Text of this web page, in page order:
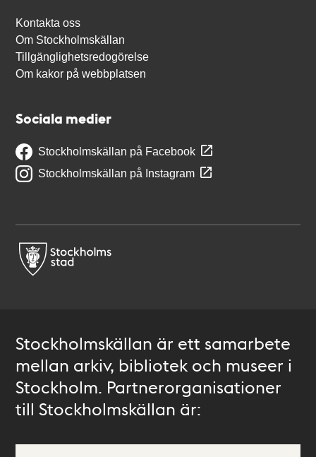
Kontakta oss
Om Stockholmskällan
Tillgänglighetsredogörelse
Om kakor på webbplatsen
Sociala medier
Stockholmskällan på Facebook
Stockholmskällan på Instagram
Stockholmskällan är ett samarbete
mellan arkiv, bibliotek och museer i
Stockholm. Partnerorganisationer
till Stockholmskällan är: